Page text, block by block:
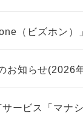
（ビズホン）
お知らせ(2026
ービス「マナ